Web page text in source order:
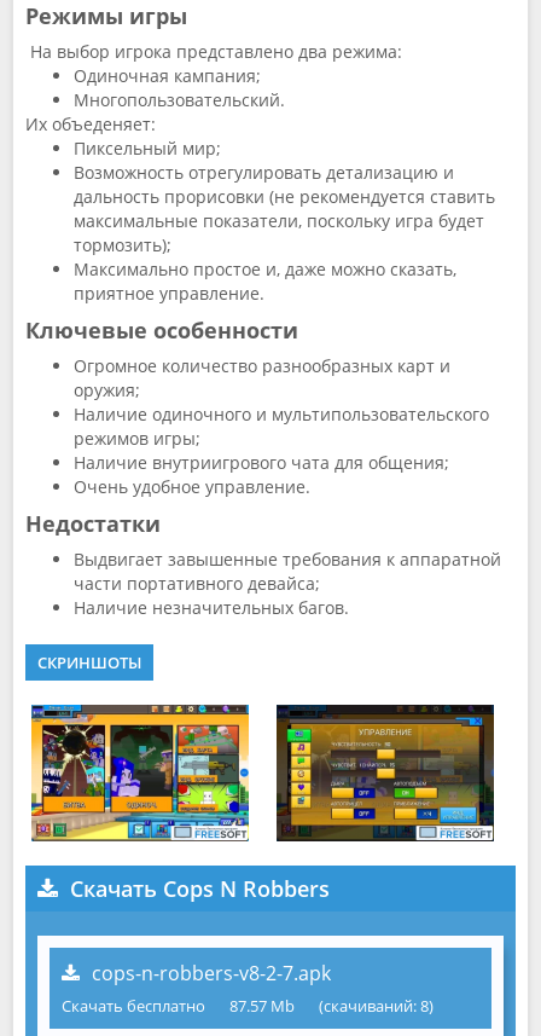
Режимы игры
На выбор игрока представлено два режима:
Одиночная кампания;
Многопользовательский.
Их объеденяет:
Пиксельный мир;
Возможность отрегулировать детализацию и
дальность прорисовки (не рекомендуется ставить
максимальные показатели, поскольку игра будет
тормозить);
Максимально простое и, даже можно сказать,
приятное управление.
Ключевые особенности
Огромное количество разнообразных карт и
оружия;
Наличие одиночного и мультипользовательского
режимов игры;
Наличие внутриигрового чата для общения;
Очень удобное управление.
Недостатки
Выдвигает завышенные требования к аппаратной
части портативного девайса;
Наличие незначительных багов.
СКРИНШОТЫ
Скачать Cops N Robbers
cops-n-robbers-v8-2-7.apk
Скачать бесплатно 87.57 Mb (cкачиваний: 8)